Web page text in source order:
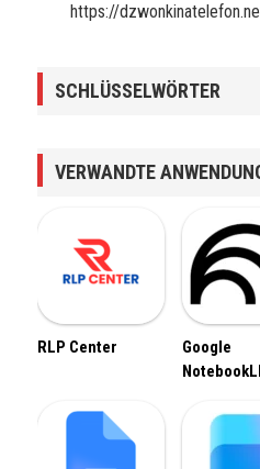
https://
SCHLÜSSELWÖRTER
VERWANDTE
RLP Center
Google